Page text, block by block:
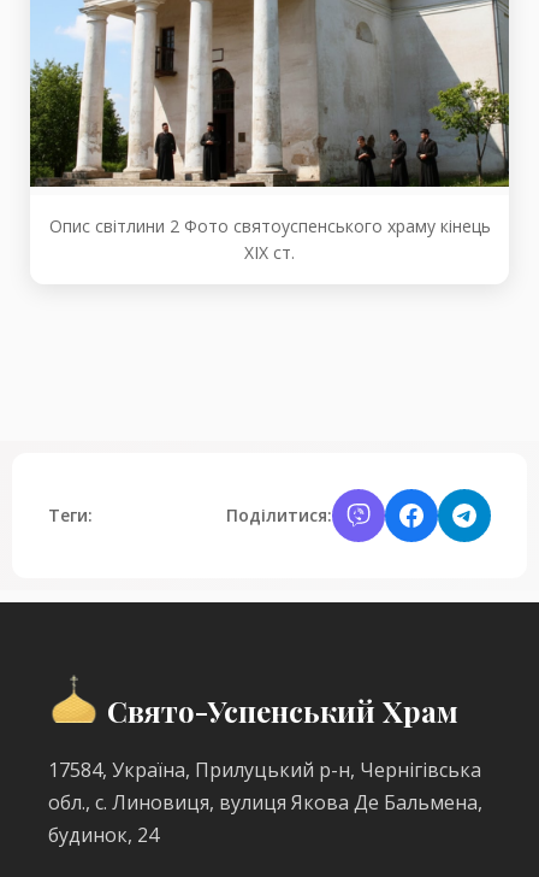
Опис світлини 2 Фото святоуспенського храму кінець
ХІХ ст.
Теги: Поділитися:
Свято-Успенський Храм
17584, Україна, Прилуцький р-н, Чернігівська
обл., с. Линовиця, вулиця Якова Де Бальмена,
будинок, 24